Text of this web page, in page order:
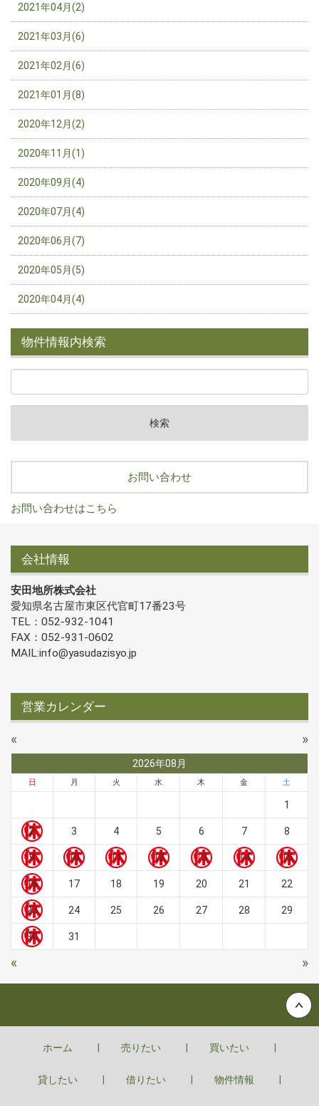
2021年04月(2)
2021年03月(6)
2021年02月(6)
2021年01月(8)
2020年12月(2)
2020年11月(1)
2020年09月(4)
2020年07月(4)
2020年06月(7)
2020年05月(5)
2020年04月(4)
物件情報内検索
お問い合わせ
お問い合わせはこちら
会社情報
安田地所株式会社
愛知県名古屋市東区代官町17番23号
TEL：052-932-1041
FAX：052-931-0602
MAIL:info@yasudazisyo.jp
営業カレンダー
« »
2026年08月
日 月 火 水 木 金 土
1
2 3 4 5 6 7 8
9 10 11 12 13 14 15
16 17 18 19 20 21 22
23 24 25 26 27 28 29
30 31
« »
ホーム 売りたい 買いたい
貸したい 借りたい 物件情報